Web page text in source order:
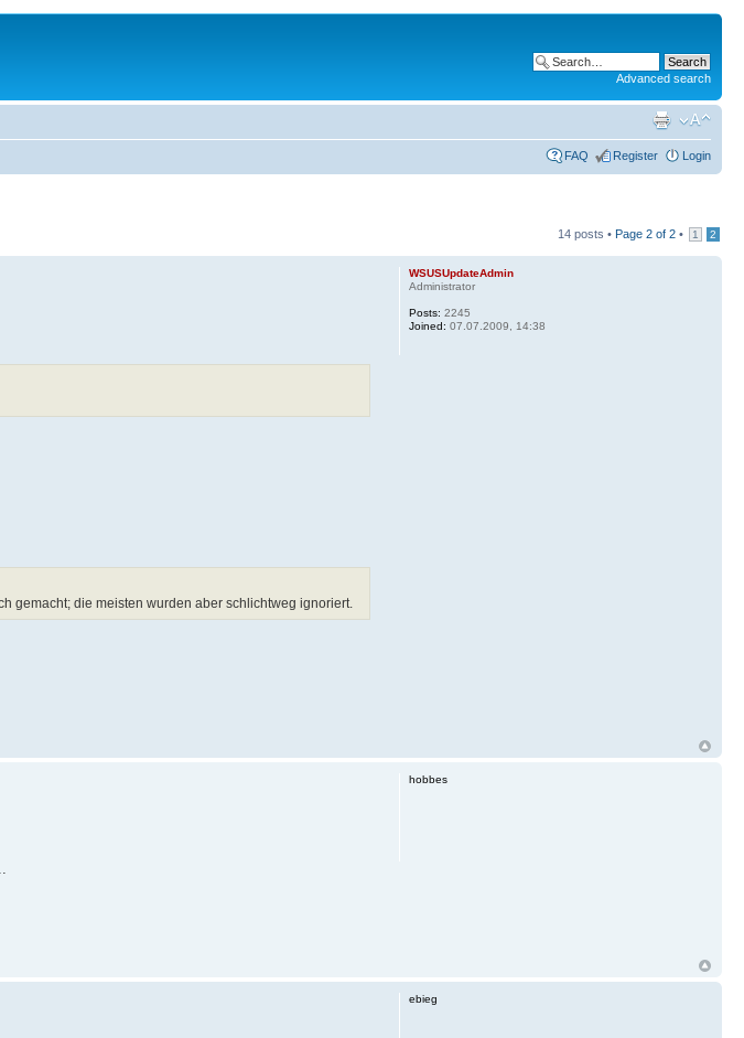
Advanced search
FAQ Register Login
14 posts • Page 2 of 2 • 1 2
gemacht; die meisten wurden aber schlichtweg ignoriert.
WSUSUpdateAdmin
Administrator
Posts: 2245
Joined: 07.07.2009, 14:38
hobbes
ebieg